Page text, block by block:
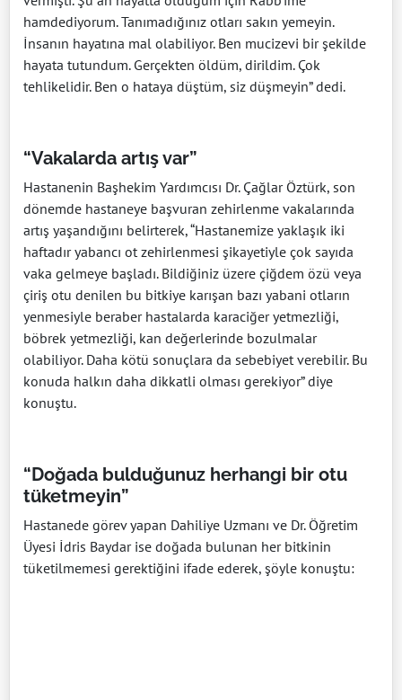
hamdediyorum. Tanımadığınız otları sakın yemeyin.
İnsanın hayatına mal olabiliyor. Ben mucizevi bir şekilde
hayata tutundum. Gerçekten öldüm, dirildim. Çok
tehlikelidir. Ben o hataya düştüm, siz düşmeyin” dedi.
“Vakalarda artış var”
Hastanenin Başhekim Yardımcısı Dr. Çağlar Öztürk, son
dönemde hastaneye başvuran zehirlenme vakalarında
artış yaşandığını belirterek, “Hastanemize yaklaşık iki
haftadır yabancı ot zehirlenmesi şikayetiyle çok sayıda
vaka gelmeye başladı. Bildiğiniz üzere çiğdem özü veya
çiriş otu denilen bu bitkiye karışan bazı yabani otların
yenmesiyle beraber hastalarda karaciğer yetmezliği,
böbrek yetmezliği, kan değerlerinde bozulmalar
olabiliyor. Daha kötü sonuçlara da sebebiyet verebilir. Bu
konuda halkın daha dikkatli olması gerekiyor” diye
konuştu.
“Doğada bulduğunuz herhangi bir otu
tüketmeyin”
Hastanede görev yapan Dahiliye Uzmanı ve Dr. Öğretim
Üyesi İdris Baydar ise doğada bulunan her bitkinin
tüketilmemesi gerektiğini ifade ederek, şöyle konuştu: